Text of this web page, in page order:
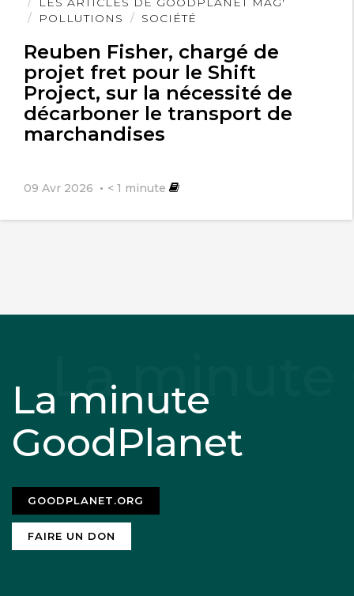
POLLUTIONS
SOCIÉTÉ
Reuben Fisher, chargé de
projet fret pour le Shift
Project, sur la nécessité de
décarboner le transport de
marchandises
09 Avr 2026 < 1 minute
La minute
GoodPlanet
GOODPLANET.ORG
FAIRE UN DON